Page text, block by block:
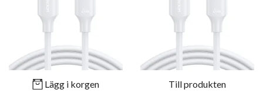
Lägg i korgen
Till produkten